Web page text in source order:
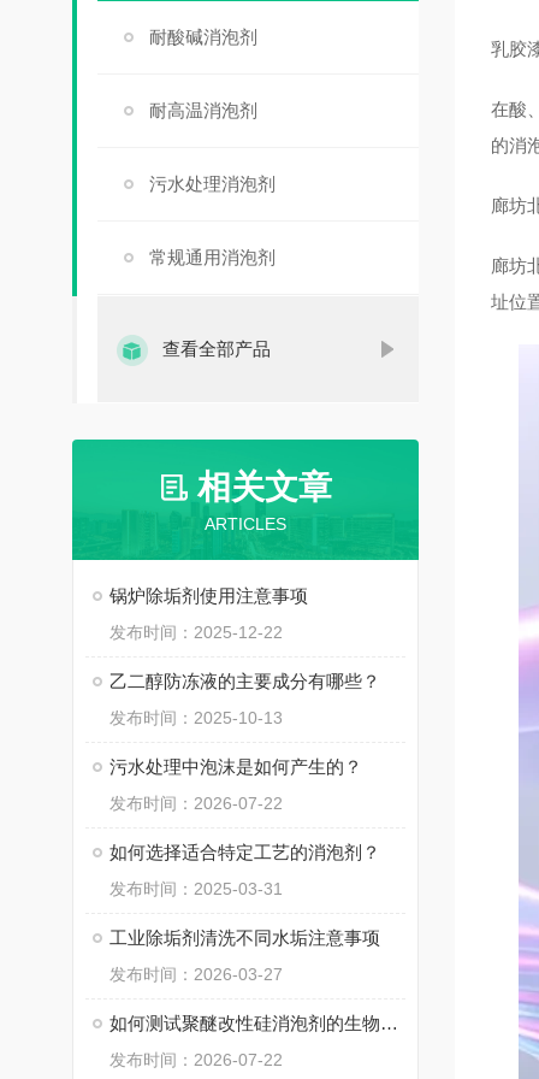
耐酸碱消泡剂
耐高温消泡剂
污水处理消泡剂
常规通用消泡剂
查看全部产品
相关文章
ARTICLES
锅炉除垢剂使用注意事项
发布时间：2025-12-22
乙二醇防冻液的主要成分有哪些？
发布时间：2025-10-13
污水处理中泡沫是如何产生的？
发布时间：2026-07-22
如何选择适合特定工艺的消泡剂？
发布时间：2025-03-31
工业除垢剂清洗不同水垢注意事项
发布时间：2026-03-27
如何测试聚醚改性硅消泡剂的生物毒性？
发布时间：2026-07-22
乳胶
在酸
的消
廊坊
廊坊
址位